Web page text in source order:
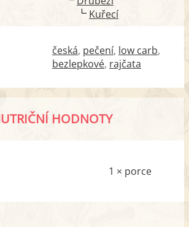
Kuřecí
česká pečení low carb
bezlepkové rajčata
HODNOTY
1 × porce